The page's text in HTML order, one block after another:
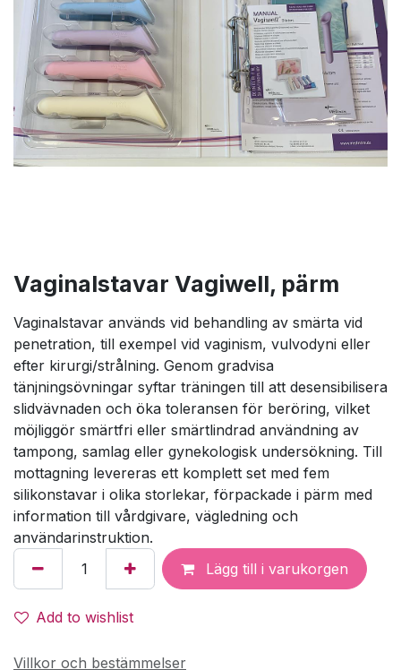
Vaginalstavar Vagiwell, pärm
Vaginalstavar används vid behandling av smärta vid
penetration, till exempel vid vaginism, vulvodyni eller
efter kirurgi/strålning. Genom gradvisa
tänjningsövningar syftar träningen till att desensibilisera
slidvävnaden och öka toleransen för beröring, vilket
möjliggör smärtfri eller smärtlindrad användning av
tampong, samlag eller gynekologisk undersökning. Till
mottagning levereras ett komplett set med fem
silikonstavar i olika storlekar, förpackade i pärm med
information till vårdgivare, vägledning och
användarinstruktion.
Lägg till i varukorgen
Add to wishlist
Villkor och bestämmelser